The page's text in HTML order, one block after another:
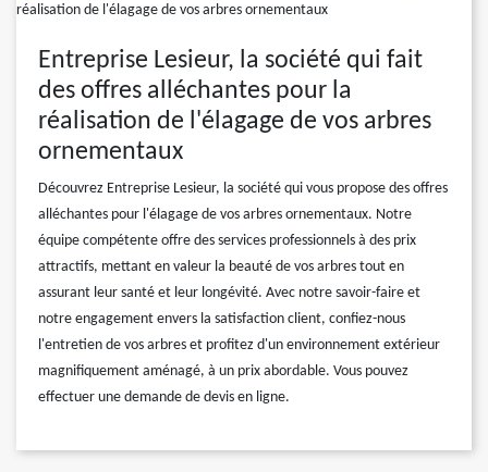
Entreprise Lesieur, la société qui fait
des offres alléchantes pour la
réalisation de l'élagage de vos arbres
ornementaux
Découvrez Entreprise Lesieur, la société qui vous propose des offres
alléchantes pour l'élagage de vos arbres ornementaux. Notre
équipe compétente offre des services professionnels à des prix
attractifs, mettant en valeur la beauté de vos arbres tout en
assurant leur santé et leur longévité. Avec notre savoir-faire et
notre engagement envers la satisfaction client, confiez-nous
l'entretien de vos arbres et profitez d'un environnement extérieur
magnifiquement aménagé, à un prix abordable. Vous pouvez
effectuer une demande de devis en ligne.